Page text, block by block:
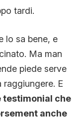
tardi.
lo sa bene, e
Ma man
piede serve
E
testimonial che
anche